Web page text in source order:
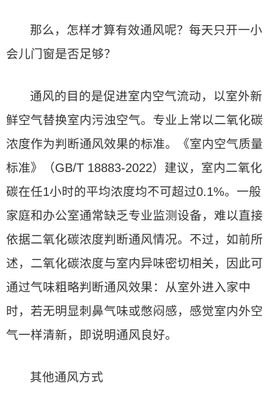
那么，怎样才算有效通风呢？每天只开一小
会儿门窗是否足够？
通风的目的是促进室内空气流动，以室外新
鲜空气替换室内污浊空气。专业上常以二氧化碳
浓度作为判断通风效果的标准。《室内空气质量
标准》（GB/T 18883-2022）建议，室内二氧化
碳在任1小时的平均浓度均不可超过0.1%。一般
家庭和办公室通常缺乏专业监测设备，难以直接
依据二氧化碳浓度判断通风情况。不过，如前所
述，二氧化碳浓度与室内异味密切相关，因此可
通过气味粗略判断通风效果：从室外进入家中
时，若无明显刺鼻气味或憋闷感，感觉室内外空
气一样清新，即说明通风良好。
其他通风方式